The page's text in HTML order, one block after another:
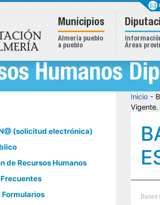
Municipios
Almería pueblo
a pueblo
Áreas
Humanos
(solicitud electrónica)
de Recursos Humanos
Formularios
Inicio -
Vigente.
Bases